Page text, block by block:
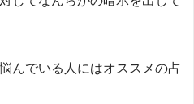
んでいる人にはオススメの占